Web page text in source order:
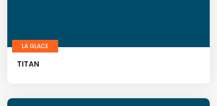
LA GLACE
TITAN